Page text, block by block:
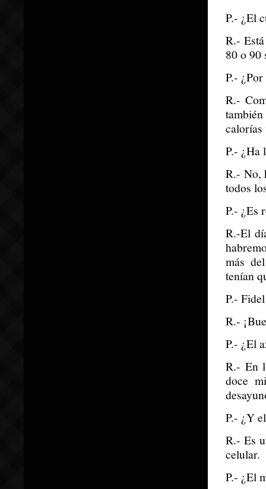
P.- ¿El
R.-
80 o 90
P.-
R.-
calorías
P.- ¿Ha
R.- No,
todos
P.- ¿Es
R.-El
más
tenían
P.-
R.-
P.- ¿El
R.- En
doce
P.- ¿Y
R.- Es
celular.
P.- ¿El